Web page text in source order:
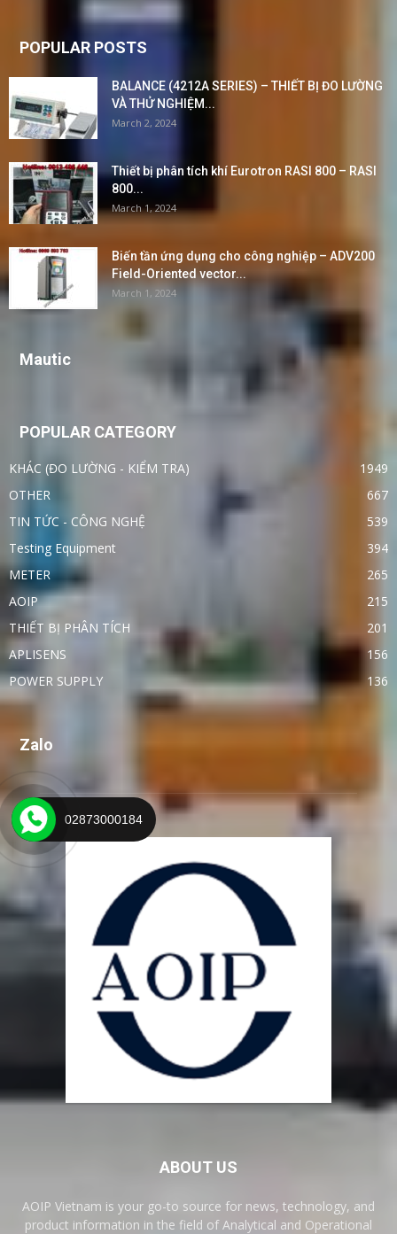
POPULAR POSTS
BALANCE (4212A SERIES) – THIẾT BỊ ĐO LƯỜNG
VÀ THỬ NGHIỆM...
March 2, 2024
Thiết bị phân tích khí Eurotron RASI 800 – RASI
800...
March 1, 2024
Biến tần ứng dụng cho công nghiệp – ADV200
Field-Oriented vector...
March 1, 2024
Mautic
POPULAR CATEGORY
KHÁC (ĐO LƯỜNG - KIỂM TRA)
1949
OTHER
667
TIN TỨC - CÔNG NGHỆ
539
Testing Equipment
394
METER
265
AOIP
215
THIẾT BỊ PHÂN TÍCH
201
APLISENS
156
POWER SUPPLY
136
Zalo
ABOUT US
AOIP Vietnam is your go-to source for news, technology, and
product information in the field of Analytical and Operational
02873000184